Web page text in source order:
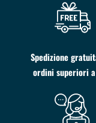
Spedizione
ordini superiori